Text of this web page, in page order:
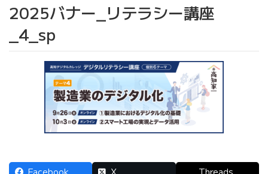
2025バナー_リテラシー講座
_4_sp
Facebook X
Threads